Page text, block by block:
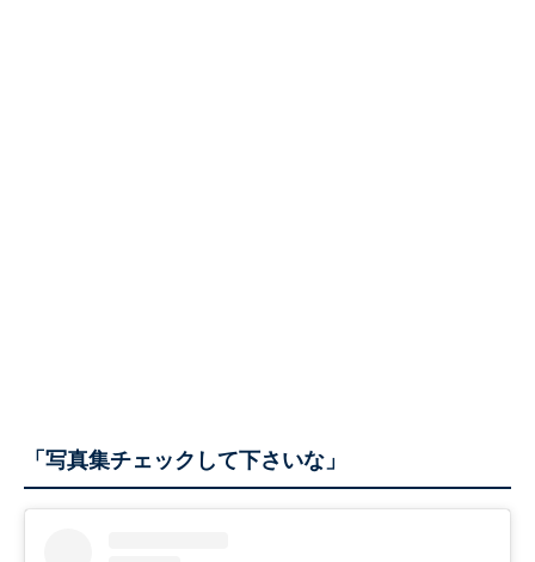
「写真集チェックして下さいな」